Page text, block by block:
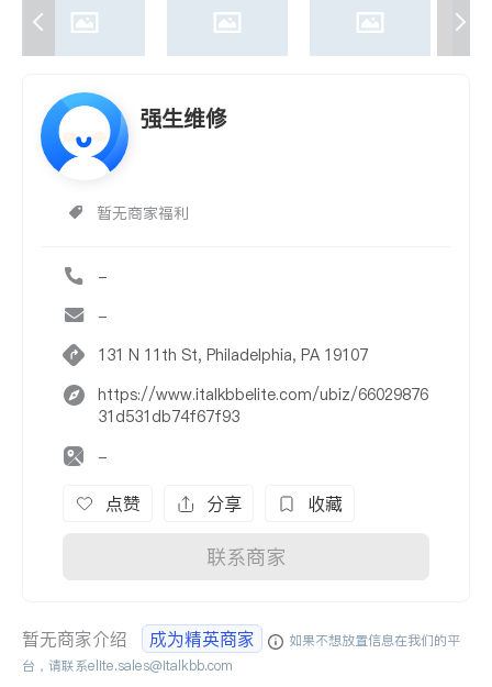
强生维修
暂无商家福利
-
-
131 N 11th St, Philadelphia, PA 19107
https://www.italkbbelite.com/ubiz/66029876
31d531db74f67f93
-
点赞 分享 收藏
联系商家
暂无商家介绍 成为精英商家
如果不想放置信息在我们的平
台，请联系elite.sales@italkbb.com